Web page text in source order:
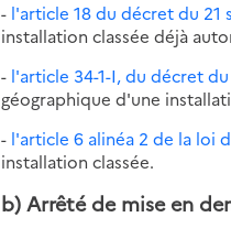
- l'article 18 du décret du 21
installation classée déjà
- l'article 34-1-I, du décret
géographique d'une
- l'article 6 alinéa 2 de la loi
installation classée.
b) Arrêté de mise en